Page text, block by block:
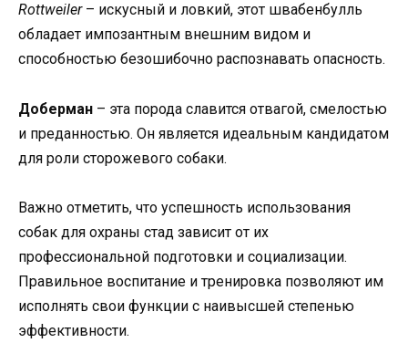
Rottweiler– искусный и ловкий, этот швабенбулль
обладает импозантным внешним видом и
способностью безошибочно распознавать опасность.
Доберман – эта порода славится отвагой, смелостью
и преданностью. Он является идеальным кандидатом
для роли сторожевого собаки.
Важно отметить, что успешность использования
собак для охраны стад зависит от их
профессиональной подготовки и социализации.
Правильное воспитание и тренировка позволяют им
исполнять свои функции с наивысшей степенью
эффективности.